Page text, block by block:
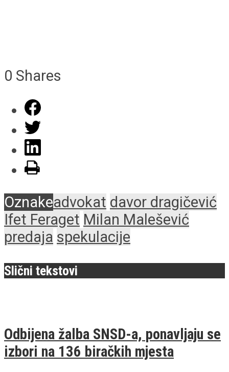
0 Shares
Oznakeadvokat davor dragičević
Ifet Feraget Milan Malešević
predaja spekulacije
Slični tekstovi
Odbijena žalba SNSD-a, ponavljaju se
izbori na 136 biračkih mjesta